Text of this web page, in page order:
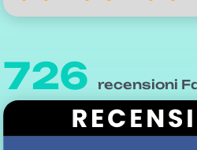
726 recensioni